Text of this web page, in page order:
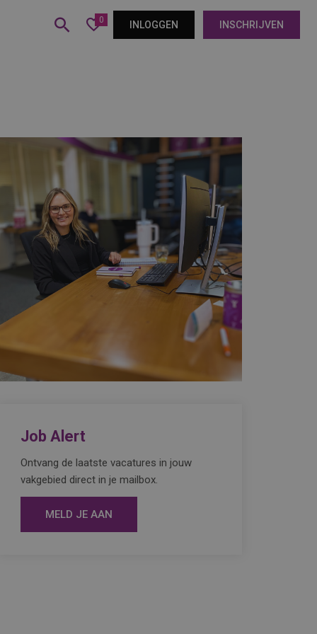
0 INLOGGEN INSCHRIJVEN
Job Alert
Ontvang de laatste vacatures in jouw
vakgebied direct in je mailbox.
MELD JE AAN